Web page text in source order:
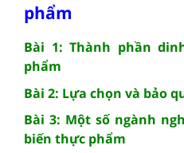
phẩm
Bài 1: Thành phần
phẩm
Bài 2: Lựa chọn và bảo
Bài 3: Một số ngành
biến thực phẩm